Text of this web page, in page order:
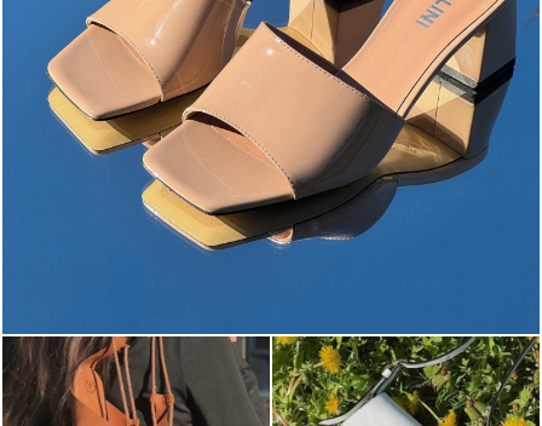
The most-wanted mules and sandals are now on sale. ...